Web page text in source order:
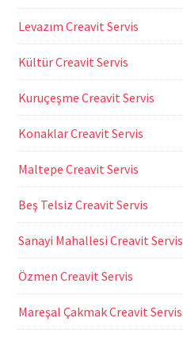
Levazım Creavit Servis
Kültür Creavit Servis
Kuruçeşme Creavit Servis
Konaklar Creavit Servis
Maltepe Creavit Servis
Beş Telsiz Creavit Servis
Sanayi Mahallesi Creavit Servis
Özmen Creavit Servis
Mareşal Çakmak Creavit Servis